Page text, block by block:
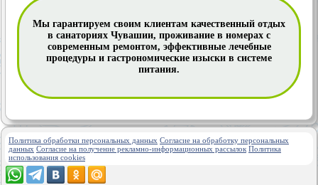
Мы гарантируем своим клиентам качественный отдых
в санаториях Чувашии, проживание в номерах с
современным ремонтом, эффективные лечебные
процедуры и гастрономические изыски в системе
питания.
Политика обработки персональных данных Согласие на обработку персональных
данных Согласие на получение рекламно-информационных рассылок Политика
использования cookies